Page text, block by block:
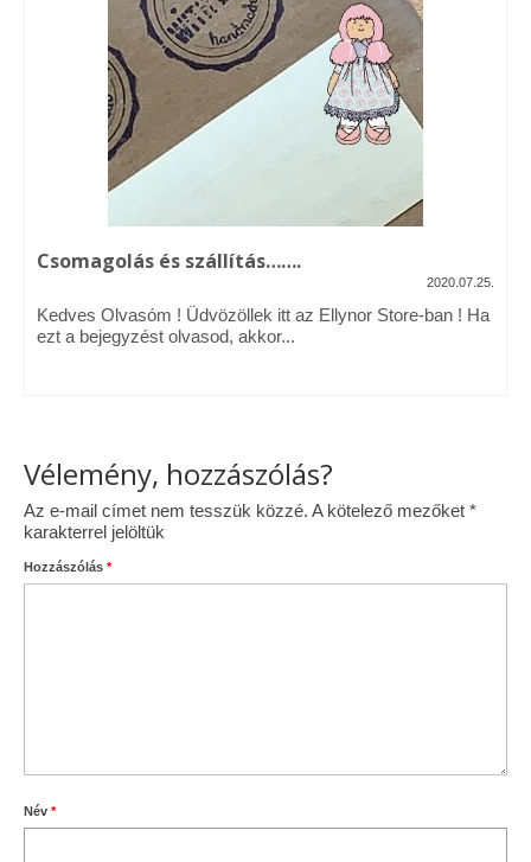
Vásárok, ahol velem is találkozhattál…
Alapanyagok, kellékek
A termékek tisztítása
Ellynor története
Adatkezelési tájékoztató
Általános Szerződési Feltételek
Blog
Csomagolás és szállítás…….
2020.07.25.
Kedves Olvasóm ! Üdvözöllek itt az Ellynor Store-ban ! Ha
ezt a bejegyzést olvasod, akkor...
Vélemény, hozzászólás?
Az e-mail címet nem tesszük közzé. A kötelező mezőket *
karakterrel jelöltük
Hozzászólás *
Név *